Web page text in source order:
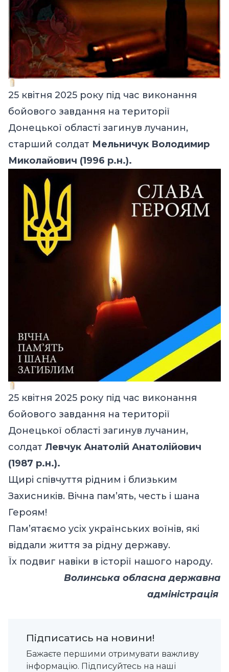
25 квітня 2025 року під час виконання
бойового завдання на території
Донецької області загинув лучанин,
старший солдат Мельничук Володимир
Миколайович (1996 р.н.).
25 квітня 2025 року під час виконання
бойового завдання на території
Донецької області загинув лучанин,
солдат Левчук Анатолій Анатолійович
(1987 р.н.).
Щирі співчуття рідним і близьким
Захисників. Вічна пам’ять, честь і шана
Героям!
Пам’ятаємо усіх українських воїнів, які
віддали життя за рідну державу.
Їх подвиг навіки в історії нашого народу.
Волинська обласна державна
адміністрація
Підписатись на новини!
Бажаєте першими отримувати важливу
інформацію. Підписуйтесь на наші